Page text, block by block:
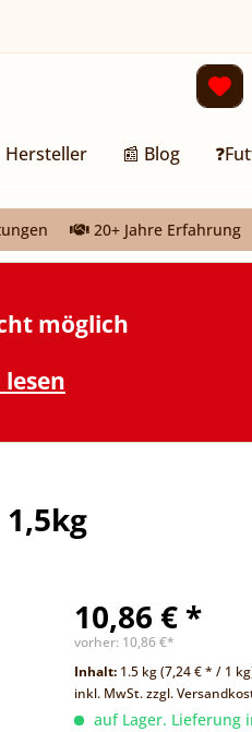
📰 Blog
20+ Jahre Erfahrung
möglich
10,86 € *
vorher: 10,86 €*
Inhalt: 1.5 kg (7,24 € * / 1
inkl. MwSt.zzgl.
auf Lager. Lieferung